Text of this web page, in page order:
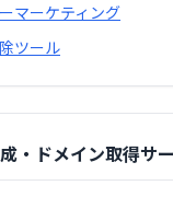
マーケティング
ツール
・ドメイン取得サ